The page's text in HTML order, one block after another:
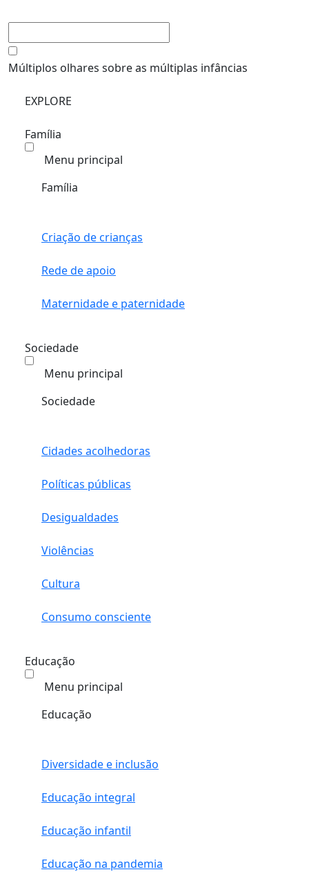
Múltiplos olhares sobre as múltiplas infâncias
EXPLORE
Família
Menu principal
Família
Criação de crianças
Rede de apoio
Maternidade e paternidade
Sociedade
Menu principal
Sociedade
Cidades acolhedoras
Políticas públicas
Desigualdades
Violências
Cultura
Consumo consciente
Educação
Menu principal
Educação
Diversidade e inclusão
Educação integral
Educação infantil
Educação na pandemia